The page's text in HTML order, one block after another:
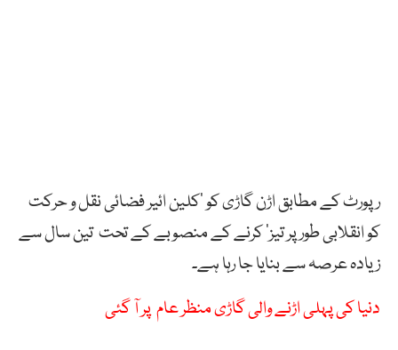
رپورٹ کے مطابق اڑن گاڑی کو ’کلین ائیر فضائی نقل و حرکت
کو انقلابی طور پر تیز‘ کرنے کے منصوبے کے تحت تین سال سے
زیادہ عرصہ سے بنایا جا رہا ہے۔
دنیا کی پہلی اڑنے والی گاڑی منظر عام پر آ گئی